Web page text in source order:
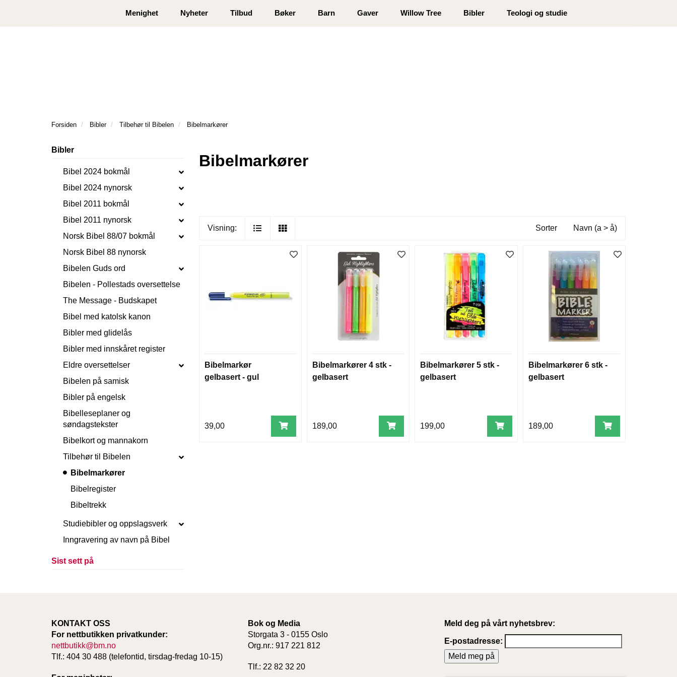
Åpningstider Logg inn eller registrer deg Min side Infosenter
Menighet Nyheter Tilbud Bøker Barn Gaver Willow Tree Bibler Teologi og studie
Forsiden Bibler Tilbehør til Bibelen Bibelmarkører
Bibler
Bibel 2024 bokmål
Bibel 2024 nynorsk
Bibel 2011 bokmål
Bibel 2011 nynorsk
Norsk Bibel 88/07 bokmål
Norsk Bibel 88 nynorsk
Bibelen Guds ord
Bibelen - Pollestads oversettelse
The Message - Budskapet
Bibel med katolsk kanon
Bibler med glidelås
Bibler med innskåret register
Eldre oversettelser
Bibelen på samisk
Bibler på engelsk
Bibelleseplaner og
søndagstekster
Bibelkort og mannakorn
Tilbehør til Bibelen
Bibelmarkører
Bibelregister
Bibeltrekk
Studiebibler og oppslagsverk
Inngravering av navn på Bibel
Sist sett på
Bibelmarkører
Visning: Sorter Navn (a > å)
Bibelmarkør
gelbasert - gul
39,00
Bibelmarkører 4 stk -
gelbasert
189,00
Bibelmarkører 5 stk -
gelbasert
199,00
Bibelmarkører 6 stk -
gelbasert
189,00
KONTAKT OSS
For nettbutikken privatkunder:
nettbutikk@bm.no
Tlf.: 404 30 488 (telefontid, tirsdag-fredag 10-15)
Bok og Media
Storgata 3 - 0155 Oslo
Org.nr.: 917 221 812
Tlf.: 22 82 32 20
Meld deg på vårt nyhetsbrev:
E-postadresse: